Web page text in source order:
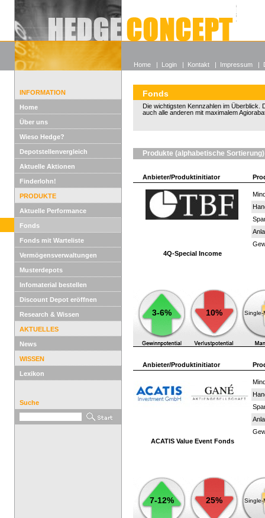
Alle
Wieso
INFORMATION
Home
Über uns
Wieso Hedge?
Depotstellenvergleich
Aktuelle Aktionen
Finderlohn!
PRODUKTE
Aktuelle Performance
Fonds
Fonds mit Warteliste
Vermögensverwaltungen
Musterdepots
Infomaterial bestellen
Discount Depot eröffnen
Research & Wissen
AKTUELLES
News
WISSEN
Lexikon
Suche
Fonds
Die wichtigsten Kennzahlen im Überblick.
auch alle anderen mit maximalem
Produkte (alphabetische Sortierung)
Anbieter/Produktinitiator
4Q-Special Income
3-6% 10% Single-
Anbieter/Produktinitiator
ACATIS Value Event Fonds
7-12% 25% Single-
Home | Login | Kontakt | Impressum |